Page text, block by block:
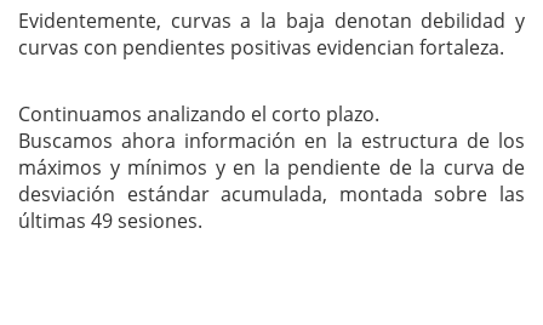
Evidentemente, curvas a la baja denotan debilidad y
curvas con pendientes positivas evidencian fortaleza.
Continuamos analizando el corto plazo.
Buscamos ahora información en la estructura de los
máximos y mínimos y en la pendiente de la curva de
desviación estándar acumulada, montada sobre las
últimas 49 sesiones.